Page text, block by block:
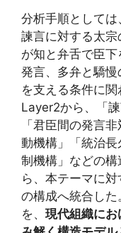
分析手順として
諫言に対する太
が知と弁舌で臣
発言、多弁と驕
を支える条件に
Layer2から、「
「君臣間の発言
動機構」「統治
制機構」などの
ら、本テーマに
の構成へ統合し
を、 現代組織にお